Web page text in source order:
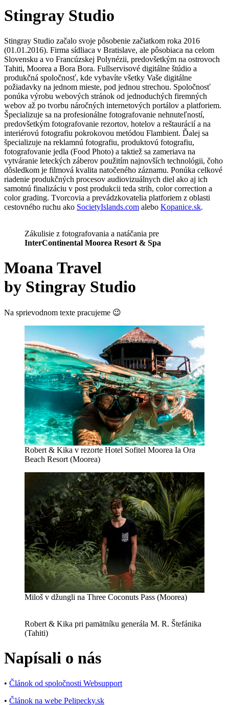
Stingray Studio
Stingray Studio začalo svoje pôsobenie začiatkom roka 2016
(01.01.2016). Firma sídliaca v Bratislave, ale pôsobiaca na celom
Slovensku a vo Francúzskej Polynézii, predovšetkým na ostrovoch
Tahiti, Moorea a Bora Bora. Fullservisové digitálne štúdio a
produkčná spoločnosť, kde vybavíte všetky Vaše digitálne
požiadavky na jednom mieste, pod jednou strechou. Spoločnosť
ponúka výrobu webových stránok od jednoduchých firemných
webov až po tvorbu náročných internetových portálov a platforiem.
Špecializuje sa na profesionálne fotografovanie nehnuteľností,
predovšetkým fotografovanie rezortov, hotelov a reštaurácií a na
interiérovú fotografiu pokrokovou metódou Flambient. Ďalej sa
špecializuje na reklamnú fotografiu, produktovú fotografiu,
fotografovanie jedla (Food Photo) a taktiež sa zameriava na
vytváranie leteckých záberov použitím najnovších technológii, čoho
dôsledkom je filmová kvalita natočeného záznamu. Ponúka celkové
riadenie produkčných procesov audiovizuálnych diel ako aj ich
samotnú finalizáciu v post produkcii teda strih, color correction a
color grading. Tvorcovia a prevádzkovatelia platforiem z oblasti
cestovného ruchu ako SocietyIslands.com alebo Kopanice.sk.
Zákulisie z fotografovania a natáčania pre
InterContinental Moorea Resort & Spa
Moana Travel
by Stingray Studio
Na sprievodnom texte pracujeme 😉
Robert & Kika v rezorte Hotel Sofitel Moorea Ia Ora
Beach Resort (Moorea)
Miloš v džungli na Three Coconuts Pass (Moorea)
Robert & Kika pri pamätníku generála M. R. Štefánika
(Tahiti)
Napísali o nás
• Článok od spoločnosti Websupport
• Článok na webe Pelipecky.sk